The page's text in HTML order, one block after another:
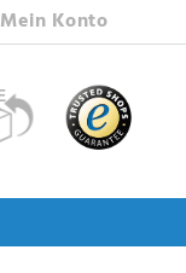
Mein Konto